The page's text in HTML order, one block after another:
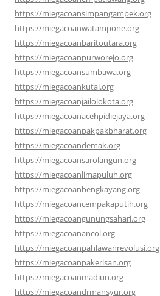
https://miegacoansimpangampek.org
https://miegacoanwatampone.org
https://miegacoanbaritoutara.org
https://miegacoanpurworejo.org
https://miegacoansumbawa.org
https://miegacoankutai.org
https://miegacoanjailolokota.org
https://miegacoanacehpidiejaya.org
https://miegacoanpakpakbharat.org
https://miegacoandemak.org
https://miegacoansarolangun.org
https://miegacoanlimapuluh.org
https://miegacoanbengkayang.org
https://miegacoancempakaputih.org
https://miegacoangunungsahari.org
https://miegacoanancol.org
https://miegacoanpahlawanrevolusi.org
https://miegacoanpakerisan.org
https://miegacoanmadiun.org
https://miegacoandrmansyur.org